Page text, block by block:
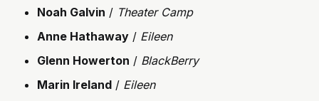
Noah Galvin / Theater Camp
Anne Hathaway / Eileen
Glenn Howerton / BlackBerry
Marin Ireland / Eileen